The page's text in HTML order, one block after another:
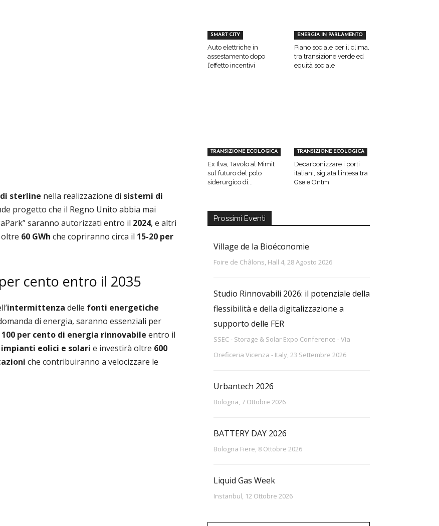
sterline nella realizzazione di sistemi di
progetto che il Regno Unito abbia mai
saranno autorizzati entro il 2024, e altri
oltre 60 GWh che copriranno circa il 15-20 per
cento entro il 2035
intermittenza delle fonti energetiche
di energia, saranno essenziali per
100 per cento di energia rinnovabile entro il
impianti eolici e solari e investirà oltre 600
che contribuiranno a velocizzare le
SMART CITY
Auto elettriche in
assestamento dopo
l’effetto incentivi
ENERGIA IN PARLAMENTO
Piano sociale per il clima,
tra transizione verde ed
equità sociale
TRANSIZIONE ECOLOGICA
Ex Ilva, Tavolo al Mimit
sul futuro del polo
siderurgico di...
TRANSIZIONE ECOLOGICA
Decarbonizzare i porti
italiani, siglata l’intesa tra
Gse e Ontm
Prossimi Eventi
Village de la Bioéconomie
Foire de Châlons, Hall 4, 28 Agosto 2026
Studio Rinnovabili 2026: il potenziale della
flessibilità e della digitalizzazione a
supporto delle FER
SSEC - Storage & Solar Expo Conference - Via
Oreficeria Vicenza - Italy, 23 Settembre 2026
Urbantech 2026
Bologna, 7 Ottobre 2026
BATTERY DAY 2026
Bologna Fiere, 8 Ottobre 2026
Liquid Gas Week
Instanbul, 12 Ottobre 2026